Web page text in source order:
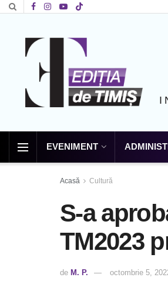
EVENIMENT
Acasă Cultură
S-a
TM2023
de M. P. octombrie 5,